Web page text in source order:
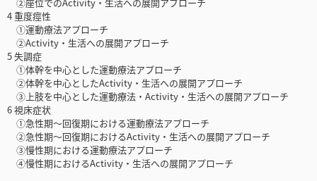
4 重度痙性
①運動療法アプローチ
②Activity・生活への展開アプローチ
5 失調症
①体幹を中心とした運動療法アプローチ
②体幹を中心としたActivity・生活への展開アプローチ
③上肢を中心とした運動療法・Activity・生活への展開アプローチ
6 視床症状
①急性期～回復期における運動療法アプローチ
②急性期～回復期におけるActivity・生活への展開アプローチ
③慢性期における運動療法アプローチ
④慢性期におけるActivity・生活への展開アプローチ